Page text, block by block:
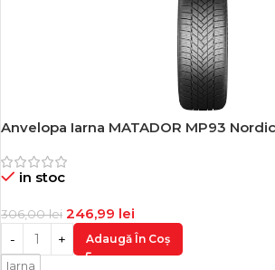
-19%
Anvelopa Iarna MATADOR MP93
in stoc
306,00lei 246,99 lei
Adaugă În Coș
Iarna